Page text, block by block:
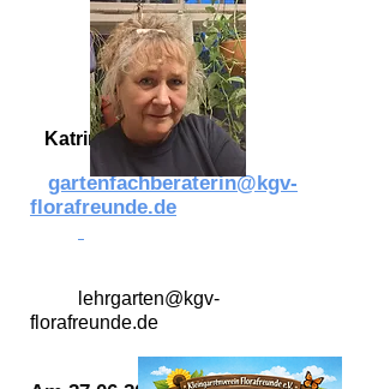
Katrin Borowski
D057
gartenfachberaterin@kgv-
florafreunde.de
lehrgarten@kgv-
florafreunde.de